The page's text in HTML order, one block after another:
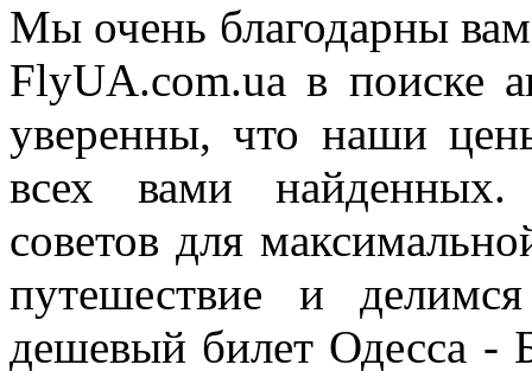
Мы очень благодарны вам
FlyUA.com.ua в поиске
уверенны, что наши
всех вами
советов для
путешествие и
дешевый билет Одесса -